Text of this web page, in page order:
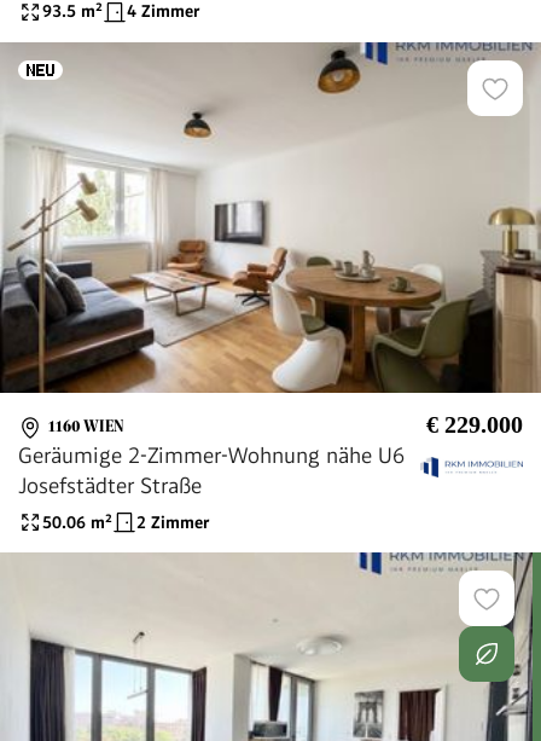
93.5 m² 4 Zimmer
1160 WIEN € 229.000
Geräumige 2-Zimmer-Wohnung nähe U6
Josefstädter Straße
50.06 m² 2 Zimmer